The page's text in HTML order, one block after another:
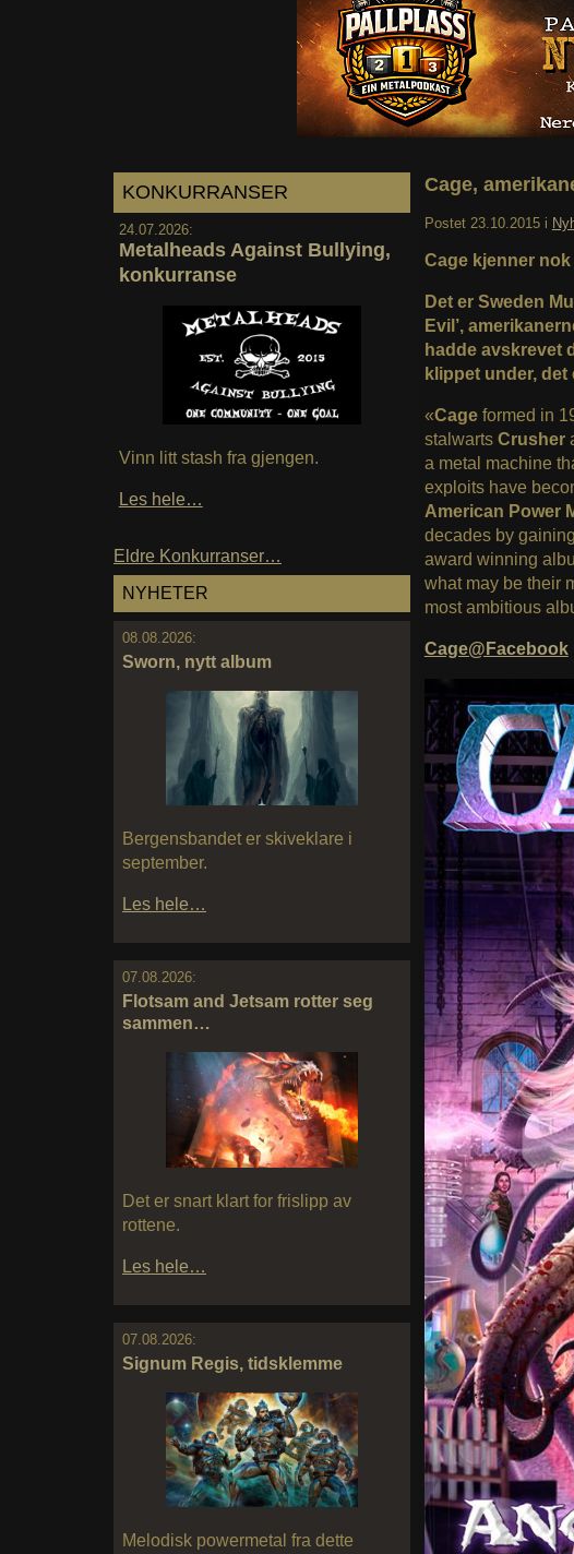
KONKURRANSER
24.07.2026:
Metalheads Against Bullying,
konkurranse
Vinn litt stash fra gjengen.
Les hele…
Eldre Konkurranser…
NYHETER
08.08.2026:
Sworn, nytt album
Bergensbandet er skiveklare i
september.
Les hele…
07.08.2026:
Flotsam and Jetsam rotter seg
sammen…
Det er snart klart for frislipp av
rottene.
Les hele…
07.08.2026:
Signum Regis, tidsklemme
Melodisk powermetal fra dette
Cage,
Postet 23.10.2015 i
Cage kjenner
Det er Sweden
Evil’,
hadde avskrevet
klippet under, det
«Cage formed in
stalwarts Crusher
a metal machine
exploits have
American Power
decades by
award winning
what may be their
most ambitious
Cage@Facebook